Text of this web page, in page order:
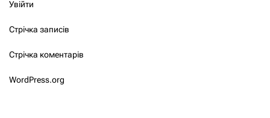
Увійти
Стрічка записів
Стрічка коментарів
WordPress.org